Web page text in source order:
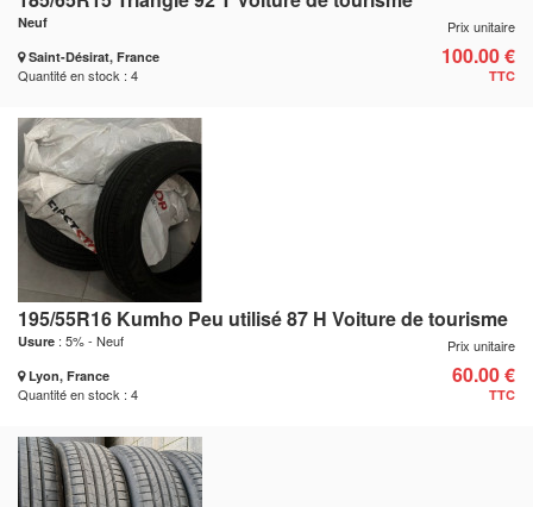
Neuf
Saint-Désirat, France
Quantité en stock : 4
Prix unitaire
100.00 €
TTC
195/55R16 Kumho Peu utilisé 87 H Voiture de tourisme
Usure : 5% - Neuf
Lyon, France
Quantité en stock : 4
Prix unitaire
60.00 €
TTC